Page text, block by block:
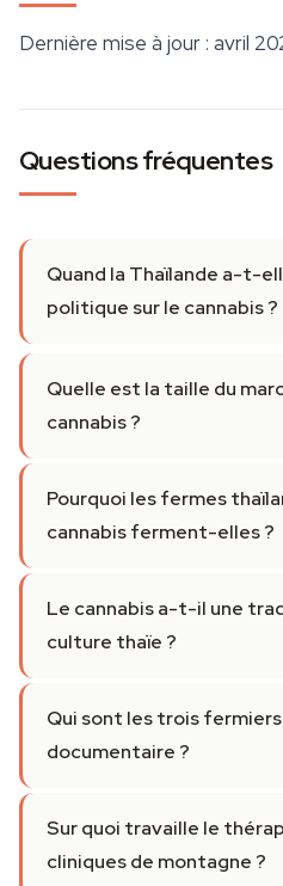
Dernière mise à jour : avril
Questions fréquentes
Quand la Thaïlande a-t-
politique sur le cannabis ?
Quelle est la taille du
cannabis ?
Pourquoi les fermes
cannabis ferment-elles ?
Le cannabis a-t-il une
culture thaïe ?
Qui sont les trois
documentaire ?
Sur quoi travaille le
cliniques de montagne ?